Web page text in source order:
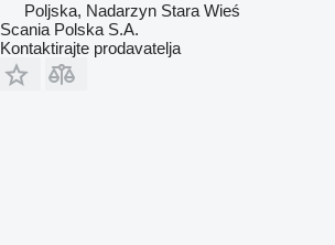
Poljska, Nadarzyn Stara Wieś
Scania Polska S.A.
Kontaktirajte prodavatelja